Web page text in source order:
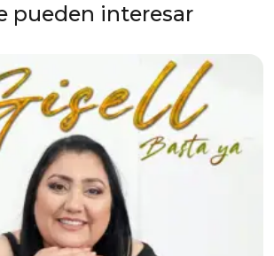
pueden interesar